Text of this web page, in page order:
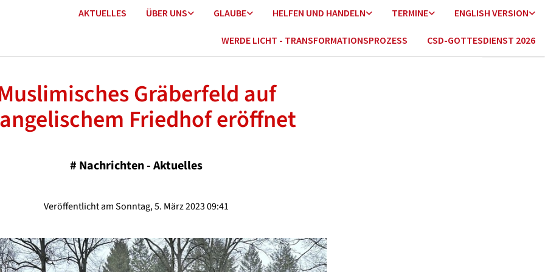
AKTUELLES ÜBER UNS GLAUBE HELFEN UND HANDELN TERMINE ENGLISH VERSION
WERDE LICHT - TRANSFORMATIONSPROZESS CSD-GOTTESDIENST 2026
Gräberfeld auf
Friedhof eröffnet
# Nachrichten - Aktuelles
Veröffentlicht am Sonntag, 5. März 2023 09:41